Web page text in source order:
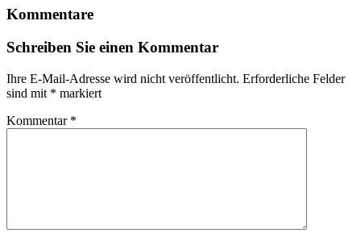
Kommentare
Schreiben Sie einen Kommentar
Ihre E-Mail-Adresse wird nicht veröffentlicht. Erforderliche Felder
sind mit * markiert
Kommentar *